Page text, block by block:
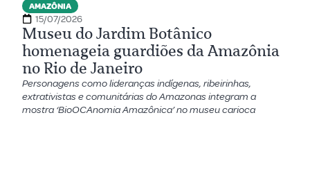
AMAZÔNIA
15/07/2026
Museu do Jardim Botânico
homenageia guardiões da Amazônia
no Rio de Janeiro
Personagens como lideranças indígenas, ribeirinhas,
extrativistas e comunitárias do Amazonas integram a
mostra ‘BioOCAnomia Amazônica’ no museu carioca